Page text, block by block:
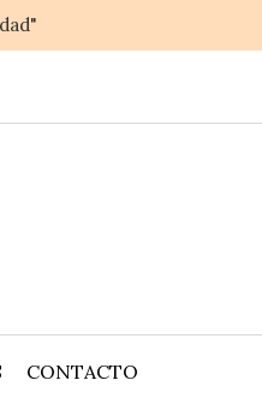
CONTACTO